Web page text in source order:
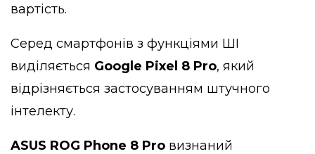
вартість.
Серед смартфонів з функціями ШІ
виділяється Google Pixel 8 Pro, який
відрізняється застосуванням штучного
інтелекту.
ASUS ROG Phone 8 Pro визнаний